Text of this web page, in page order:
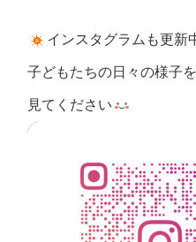
インスタグラムも更新
子どもたちの日々の様子
見てください